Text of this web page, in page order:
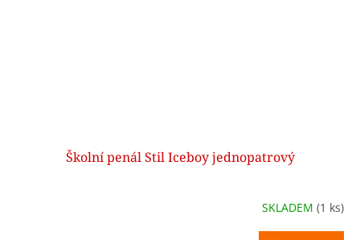
Školní penál Stil Iceboy jednopatrový
SKLADEM (1 ks)